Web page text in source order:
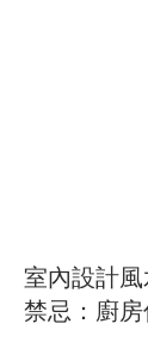
室內設計
禁忌：廚